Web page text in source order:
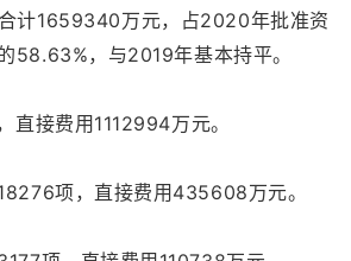
计1659340万元，占2020年批准资
58.63%，与2019年基本持平。
直接费用1112994万元。
项，直接费用435608万元。